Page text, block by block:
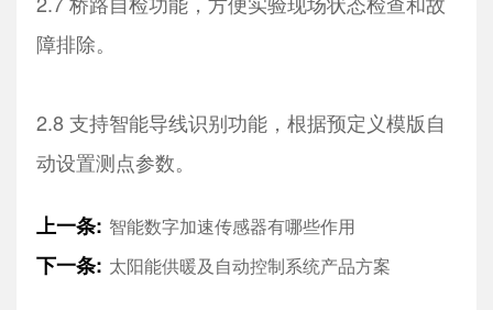
障排除。
2.8 支持智能导线识别功能，根据预定义模版自
动设置测点参数。
上一条: 智能数字加速传感器有哪些作用
下一条: 太阳能供暖及自动控制系统产品方案